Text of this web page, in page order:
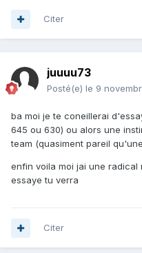
Citer
juuuu73
Posté(e) le 9
ba moi je te coneillerai
645 ou 630) ou alors une
team (quasiment pareil
enfin voila moi jai une radical
essaye tu verra
Citer